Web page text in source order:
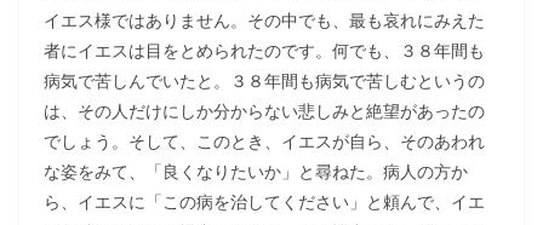
イエス様ではありません。その中でも、最も哀れにみえた
者にイエスは目をとめられたのです。何でも、３８年間も
病気で苦しんでいたと。３８年間も病気で苦しむというの
は、その人だけにしか分からない悲しみと絶望があったの
でしょう。そして、このとき、イエスが自ら、そのあわれ
な姿をみて、「良くなりたいか」と尋ねた。病人の方か
ら、イエスに「この病を治してください」と頼んで、イエ